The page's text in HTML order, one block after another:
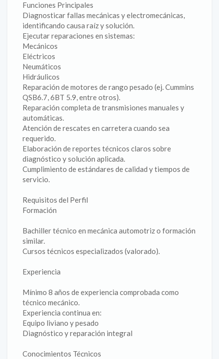
Funciones Principales
Diagnosticar fallas mecánicas y electromecánicas,
identificando causa raíz y solución.
Ejecutar reparaciones en sistemas:
Mecánicos
Eléctricos
Neumáticos
Hidráulicos
Reparación de motores de rango pesado (ej. Cummins
QSB6.7, 6BT 5.9, entre otros).
Reparación completa de transmisiones manuales y
automáticas.
Atención de rescates en carretera cuando sea
requerido.
Elaboración de reportes técnicos claros sobre
diagnóstico y solución aplicada.
Cumplimiento de estándares de calidad y tiempos de
servicio.
Requisitos del Perfil
Formación
Bachiller técnico en mecánica automotriz o formación
similar.
Cursos técnicos especializados (valorado).
Experiencia
Mínimo 8 años de experiencia comprobada como
técnico mecánico.
Experiencia continua en:
Equipo liviano y pesado
Diagnóstico y reparación integral
Conocimientos Técnicos